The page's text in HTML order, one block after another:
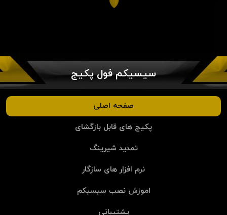
سیسیکم فول پکیج
صفحه اصلی
پکیج های قابل بازگشای
تمدید شیرینگ
نرم افزار های سازگار
اموزش نصب سیسیکم
پشتیبانی